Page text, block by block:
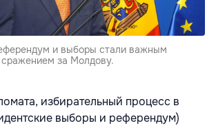
и выборы стали важным
сражением за Молдову.
избирательный процесс в
выборы и референдум)